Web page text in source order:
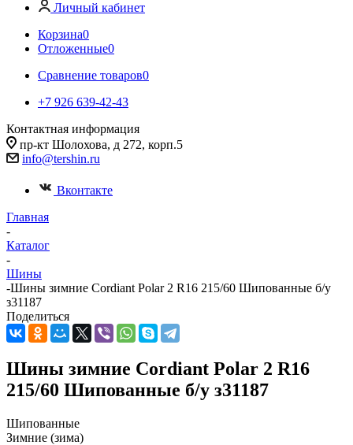
Личный кабинет
Корзина0
Отложенные0
Сравнение товаров0
+7 926 639-42-43
Контактная информация
пр-кт Шолохова, д 272, корп.5
info@tershin.ru
Вконтакте
Главная
-
Каталог
-
Шины
-Шины зимние Cordiant Polar 2 R16 215/60 Шипованные б/у
з31187
Поделиться
Шины зимние Cordiant Polar 2 R16
215/60 Шипованные б/у з31187
Шипованные
Зимние (зима)